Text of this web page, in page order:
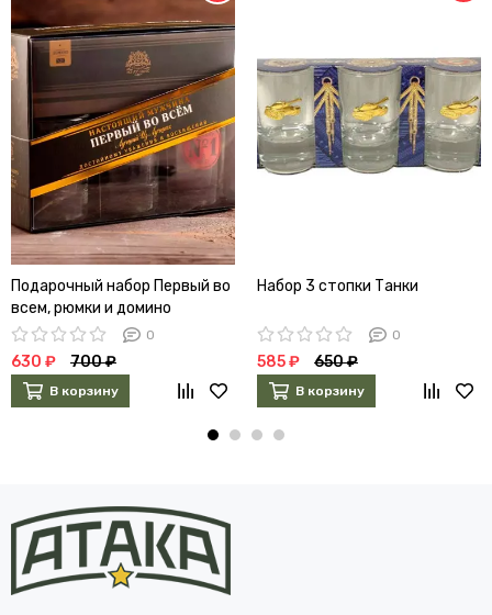
Подарочный набор Первый во
всем, рюмки и домино
0
630 ₽ 700 ₽
В корзину
Набор 3 стопки Танки
0
585 ₽ 650 ₽
В корзину